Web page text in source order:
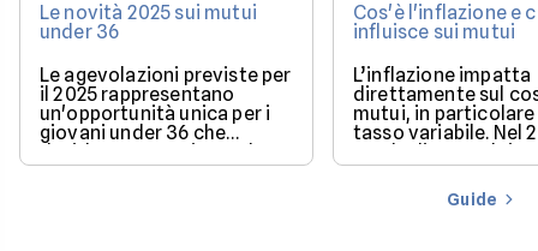
Le novità 2025 sui mutui
under 36
Le agevolazioni previste per
il 2025 rappresentano
un'opportunità unica per i
giovani under 36 che
desiderano acquistare la
loro prima casa.
Cos'è l'inflazione e
influisce sui mutui
L’inflazione impatta
direttamente sul
mutui, in particolare
tasso variabile. Nel
con la discesa dei
il mercato offre
più favorevoli per
finanziareGuide